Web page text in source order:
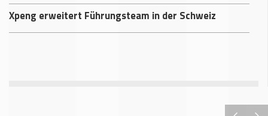
Xpeng erweitert Führungsteam in der Schweiz